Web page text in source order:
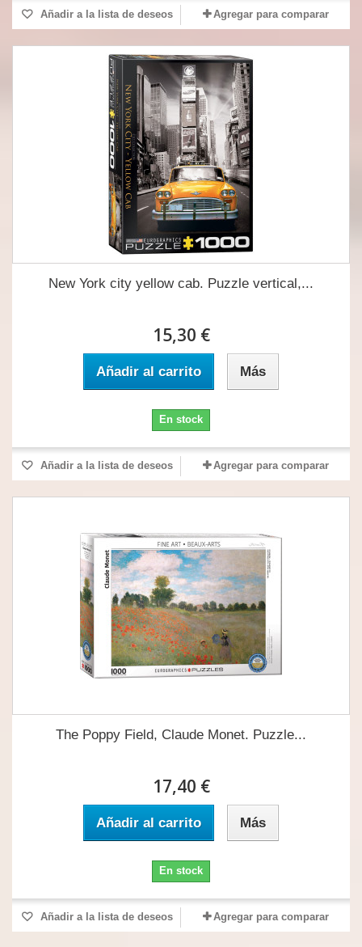
Añadir a la lista de deseos Agregar para comparar
New York city yellow cab. Puzzle vertical,...
15,30 €
Añadir al carrito Más
En stock
Añadir a la lista de deseos Agregar para comparar
The Poppy Field, Claude Monet. Puzzle...
17,40 €
Añadir al carrito Más
En stock
Añadir a la lista de deseos Agregar para comparar